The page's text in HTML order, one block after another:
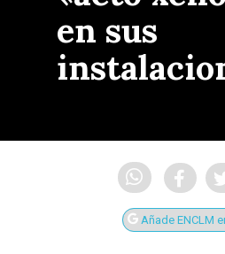
en sus
Añade ENCLM